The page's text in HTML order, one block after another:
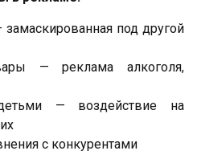
под другой
— реклама алкоголя,
— воздействие на
с конкурентами